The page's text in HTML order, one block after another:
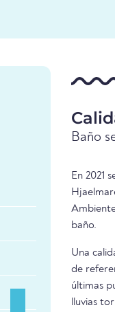
Baño
En 2021
baño.
Una
de
últimas
lluvias